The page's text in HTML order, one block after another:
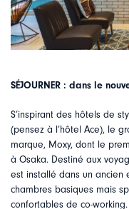
SÉJOURNER : dans le
S’inspirant des hôtels de
(pensez à l’hôtel Ace), le
marque, Moxy, dont le
à Osaka. Destiné aux
est installé dans un
chambres basiques mais
confortables de co-